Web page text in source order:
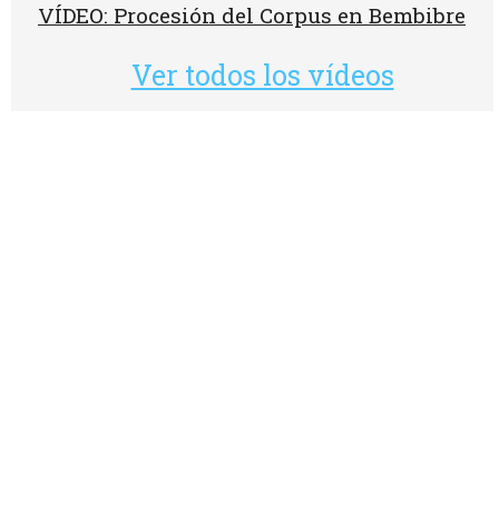
VÍDEO: Procesión del Corpus en Bembibre
Ver todos los vídeos